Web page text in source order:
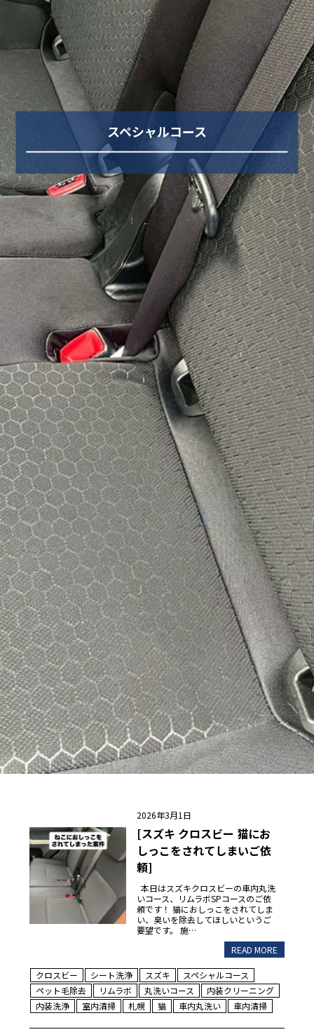
スペシャルコース
2026年3月1日
[スズキ クロスビー 猫にお
しっこをされてしまいご依
頼]
本日はスズキクロスビーの車内丸洗
いコース、リムラボSPコースのご依
頼です！ 猫におしっこをされてしま
い、臭いを除去してほしいというご
要望です。 施…
READ MORE
クロスビー シート洗浄 スズキ
スペシャルコース
ペット毛除去
リムラボ 丸洗いコース
内装クリーニング
内装洗浄
室内清掃 札幌 猫 車内丸洗い 車内清掃